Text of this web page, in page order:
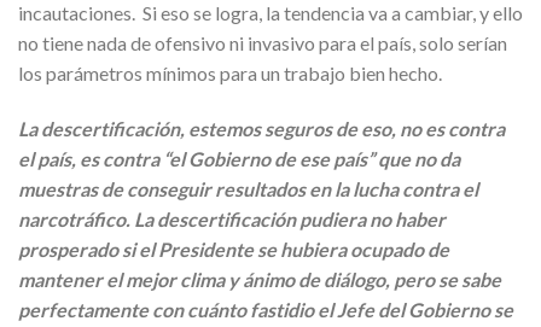
incautaciones. Si eso se logra, la tendencia va a cambiar, y ello
no tiene nada de ofensivo ni invasivo para el país, solo serían
los parámetros mínimos para un trabajo bien hecho.
La descertificación, estemos seguros de eso, no es contra
el país, es contra “el Gobierno de ese país” que no da
muestras de conseguir resultados en la lucha contra el
narcotráfico. La descertificación pudiera no haber
prosperado si el Presidente se hubiera ocupado de
mantener el mejor clima y ánimo de diálogo, pero se sabe
perfectamente con cuánto fastidio el Jefe del Gobierno se